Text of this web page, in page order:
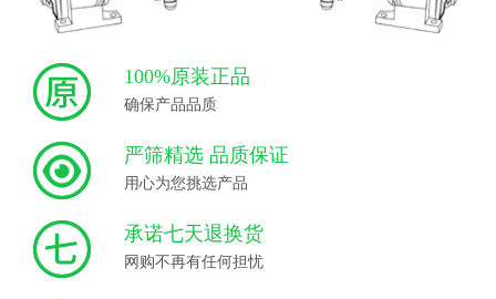
100%原装正品
确保产品品质
严筛精选 品质保证
用心为您挑选产品
承诺七天退换货
网购不再有任何担忧